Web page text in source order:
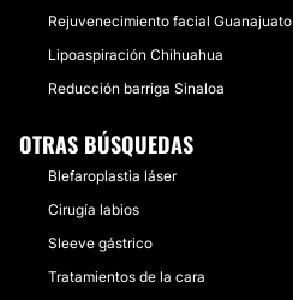
Rejuvenecimiento facial Guanajuato
Lipoaspiración Chihuahua
Reducción barriga Sinaloa
OTRAS BÚSQUEDAS
Blefaroplastia láser
Cirugía labios
Sleeve gástrico
Tratamientos de la cara